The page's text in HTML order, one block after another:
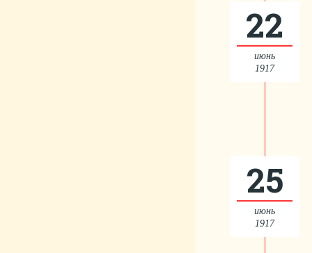
22
июнь
1917
25
июнь
1917